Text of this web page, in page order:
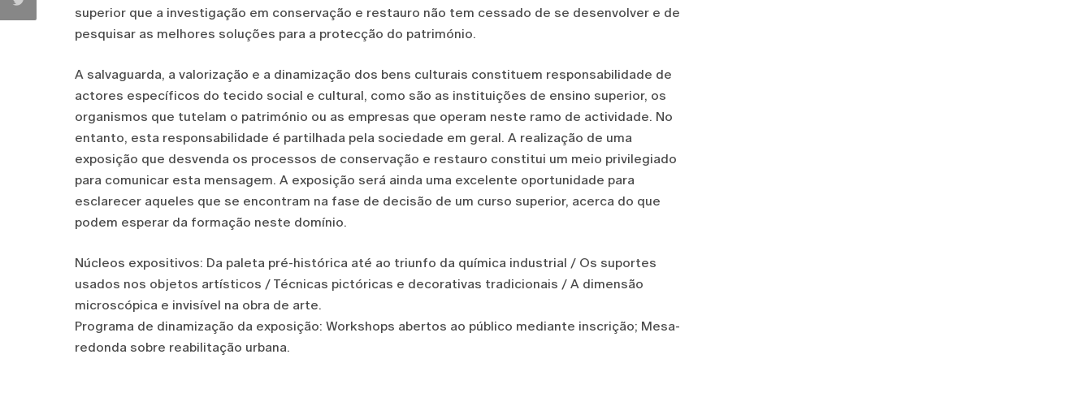
superior que a investigação em conservação e restauro não tem cessado de se desenvolver e de
pesquisar as melhores soluções para a protecção do património.
A salvaguarda, a valorização e a dinamização dos bens culturais constituem responsabilidade de
actores específicos do tecido social e cultural, como são as instituições de ensino superior, os
organismos que tutelam o património ou as empresas que operam neste ramo de actividade. No
entanto, esta responsabilidade é partilhada pela sociedade em geral. A realização de uma
exposição que desvenda os processos de conservação e restauro constitui um meio privilegiado
para comunicar esta mensagem. A exposição será ainda uma excelente oportunidade para
esclarecer aqueles que se encontram na fase de decisão de um curso superior, acerca do que
podem esperar da formação neste domínio.
Núcleos expositivos: Da paleta pré-histórica até ao triunfo da química industrial / Os suportes
usados nos objetos artísticos / Técnicas pictóricas e decorativas tradicionais / A dimensão
microscópica e invisível na obra de arte.
Programa de dinamização da exposição: Workshops abertos ao público mediante inscrição; Mesa-
redonda sobre reabilitação urbana.